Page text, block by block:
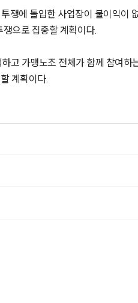
쟁에 돌입한 사업장이 불이익이
으로 집중할 계획이다.
고 가맹노조 전체가 함께 참여
계획이다.